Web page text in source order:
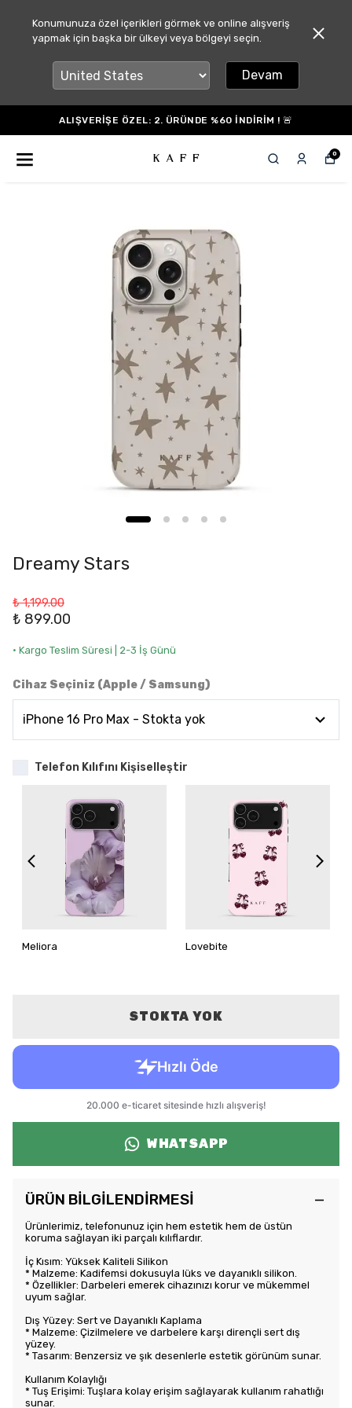
Konumunuza özel içerikleri görmek ve online alışveriş
yapmak için başka bir ülkeyi veya bölgeyi seçin.
Devam
ALIŞVERİŞE ÖZEL: 2. ÜRÜNDE %60 İNDİRİM ! 🚨
0
Dreamy Stars
₺ 1,199.00
₺ 899.00
• Kargo Teslim Süresi | 2-3 İş Günü
Cihaz Seçiniz (Apple / Samsung)
Telefon Kılıfını Kişiselleştir
Meliora Lovebite
STOKTA YOK
WHATSAPP
ÜRÜN BİLGİLENDİRMESİ
Ürünlerimiz, telefonunuz için hem estetik hem de üstün
koruma sağlayan iki parçalı kılıflardır.
İç Kısım: Yüksek Kaliteli Silikon
* Malzeme: Kadifemsi dokusuyla lüks ve dayanıklı silikon.
* Özellikler: Darbeleri emerek cihazınızı korur ve mükemmel
uyum sağlar.
Dış Yüzey: Sert ve Dayanıklı Kaplama
* Malzeme: Çizilmelere ve darbelere karşı dirençli sert dış
yüzey.
* Tasarım: Benzersiz ve şık desenlerle estetik görünüm sunar.
Kullanım Kolaylığı
* Tuş Erişimi: Tuşlara kolay erişim sağlayarak kullanım rahatlığı
sunar.